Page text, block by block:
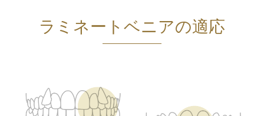
ラミネートベニアの適応